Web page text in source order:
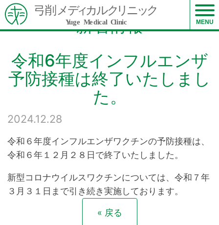
MENU
新着情報
令和6年度インフルエンザ
予防接種は終了いたしまし
た。
2024.12.28
令和６年度インフルエンザワクチンの予防接種は、
令和６年１２月２８日で終了いたしました。
新型コロナウイルスワクチンについては、令和７年
３月３１日まで引き続き実施しております。
« 戻る